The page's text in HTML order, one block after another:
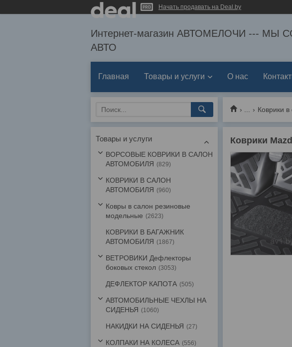
Начать продавать на Deal.by
Интернет-магазин АВТОМЕЛОЧИ ---
АВТО
Главная Товары и услуги О нас
Коврики
Коврики
Товары и услуги
ВОРСОВЫЕ КОВРИКИ В САЛОН
АВТОМОБИЛЯ
829
КОВРИКИ В САЛОН
АВТОМОБИЛЯ
960
Ковры в салон резиновые
модельные
2623
КОВРИКИ В БАГАЖНИК
АВТОМОБИЛЯ
1867
ВЕТРОВИКИ Дефлекторы
боковых стекол
3053
ДЕФЛЕКТОР КАПОТА 505
АВТОМОБИЛЬНЫЕ ЧЕХЛЫ НА
СИДЕНЬЯ
1060
НАКИДКИ НА СИДЕНЬЯ 27
КОЛПАКИ НА КОЛЕСА 556